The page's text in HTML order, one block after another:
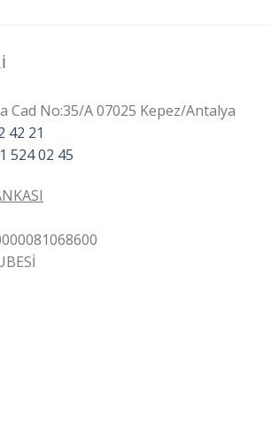
Cad No:35/A 07025 Kepez/Antalya
42 21
524 02 45